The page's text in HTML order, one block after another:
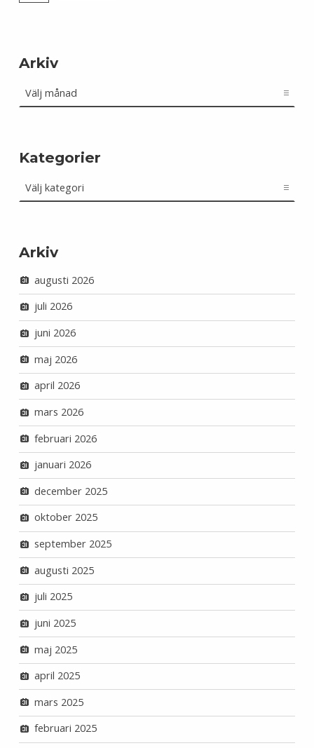
Arkiv
Kategorier
Arkiv
augusti 2026
juli 2026
juni 2026
maj 2026
april 2026
mars 2026
februari 2026
januari 2026
december 2025
oktober 2025
september 2025
augusti 2025
juli 2025
juni 2025
maj 2025
april 2025
mars 2025
februari 2025